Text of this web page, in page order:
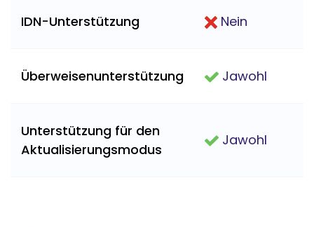
IDN-Unterstützung Nein
Überweisenunterstützung Jawohl
Unterstützung für den
Aktualisierungsmodus
Jawohl